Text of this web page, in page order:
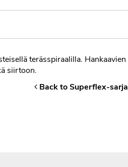
terässpiraalilla. Hankaavien
siirtoon.
Back to Superflex-sarja